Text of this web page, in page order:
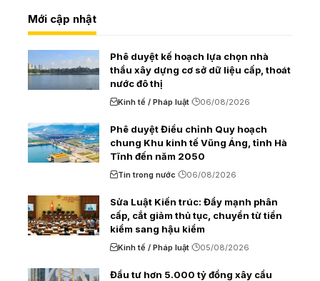
Mới cập nhật
Phê duyệt kế hoạch lựa chọn nhà
thầu xây dựng cơ sở dữ liệu cấp, thoát
nước đô thị
Kinh tế / Pháp luật 06/08/2026
Phê duyệt Điều chỉnh Quy hoạch
chung Khu kinh tế Vũng Áng, tỉnh Hà
Tĩnh đến năm 2050
Tin trong nước 06/08/2026
Sửa Luật Kiến trúc: Đẩy mạnh phân
cấp, cắt giảm thủ tục, chuyển từ tiền
kiểm sang hậu kiểm
Kinh tế / Pháp luật 05/08/2026
Đầu tư hơn 5.000 tỷ đồng xây cầu